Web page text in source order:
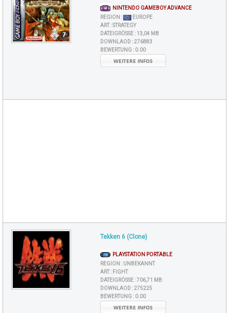
NINTENDO GAMEBOY ADVANCE
REGION :
EUROPE
ART :STRATEGY
DATEIGRÖSSE : 13,04 MB
DOWNLAOD :276883
BEWERTUNG : 0.00
WEITERE INFOS
Tekken 6 (Clone)
PLAYSTATION PORTABLE
REGION : UNBEKANNT
ART : FIGHT
DATEIGRÖSSE : 706,71 MB
DOWNLAOD :275225
BEWERTUNG : 0.00
WEITERE INFOS